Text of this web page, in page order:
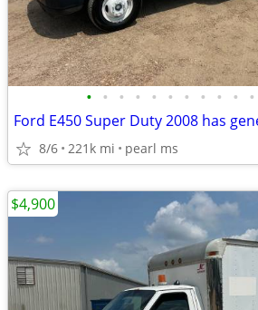
• • • • • • • • • • •
8/6 221k mi pearl ms
$4,900